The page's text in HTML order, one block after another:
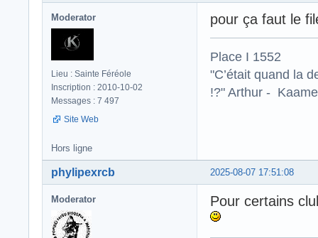
Moderator
Lieu : Sainte Féréole
Inscription : 2010-10-02
Messages : 7 497
Site Web
pour ça faut le
Place I 1552
"C’était quand la
!?" Arthur -
Hors ligne
2025-08-07 17:51:08
phylipexrcb
Moderator Pour certains